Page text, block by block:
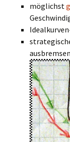
möglichst